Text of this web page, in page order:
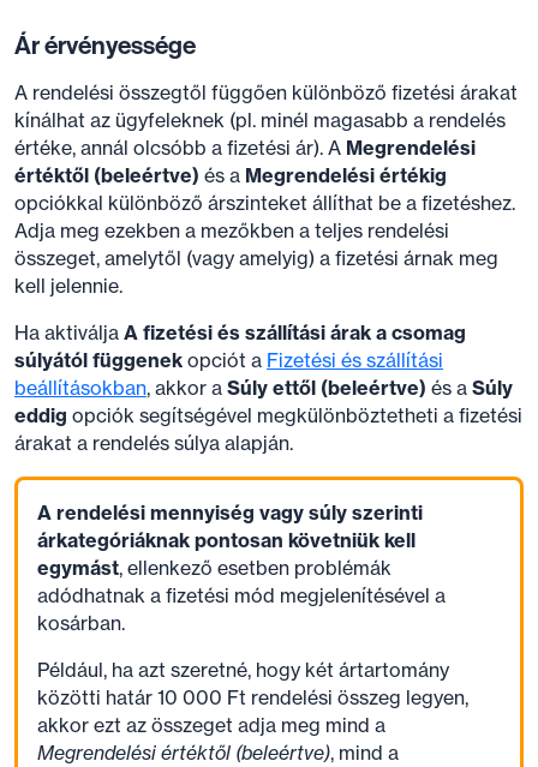
Ár érvényessége
A rendelési összegtől függően különböző fizetési árakat
kínálhat az ügyfeleknek (pl. minél magasabb a rendelés
értéke, annál olcsóbb a fizetési ár). A Megrendelési
értéktől (beleértve) és a Megrendelési értékig
opciókkal különböző árszinteket állíthat be a fizetéshez.
Adja meg ezekben a mezőkben a teljes rendelési
összeget, amelytől (vagy amelyig) a fizetési árnak meg
kell jelennie.
Ha aktiválja A fizetési és szállítási árak a csomag
súlyától függenek opciót a Fizetési és szállítási
beállításokban, akkor a Súly ettől (beleértve) és a Súly
eddig opciók segítségével megkülönböztetheti a fizetési
árakat a rendelés súlya alapján.
A rendelési mennyiség vagy súly szerinti
árkategóriáknak pontosan követniük kell
egymást, ellenkező esetben problémák
adódhatnak a fizetési mód megjelenítésével a
kosárban.
Például, ha azt szeretné, hogy két ártartomány
közötti határ 10 000 Ft rendelési összeg legyen,
akkor ezt az összeget adja meg mind a
Megrendelési értéktől (beleértve), mind a